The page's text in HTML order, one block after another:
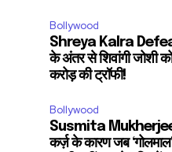
Bollywood
Shreya Kalra
के अंतर से शिवांगी जोशी
करोड़ की ट्रॉफी!
Bollywood
Susmita
कर्ज़ के कारण जब